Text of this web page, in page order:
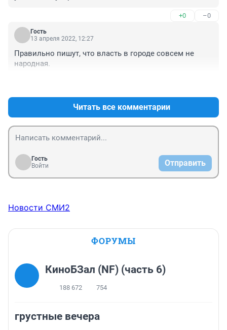
ведь этого самокатчика или велосипедиста не
призывет к ответственности: он просто умчится,
номеров на этих самокатах и велосипедах нет, как на
велосипеды хозяева города. Депутаты, пожалуйста
спасите город от этой опасности
+0 –0
Гость
13 апреля 2022, 12:27
Правильно пишут, что власть в городе совсем не
народная.
Читать все комментарии
Гость
Войти
Отправить
Новости СМИ2
ФОРУМЫ
КиноБЗал (NF) (часть 6)
188 672 754
грустные вечера